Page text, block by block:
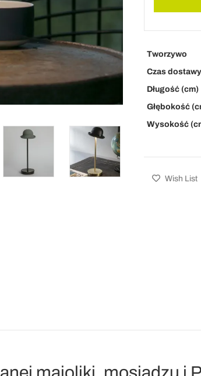
Tworzywo
Czas dostawy
Długość (cm)
Głębokość
Wysokość
Wish List